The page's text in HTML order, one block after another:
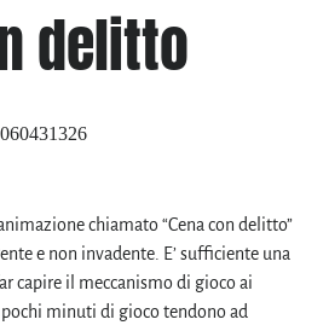
delitto
chiamato “Cena con delitto”
e non invadente. E’ sufficiente una
capire il meccanismo di gioco ai
minuti di gioco tendono ad